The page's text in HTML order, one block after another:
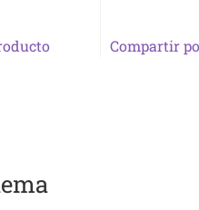
Compartir